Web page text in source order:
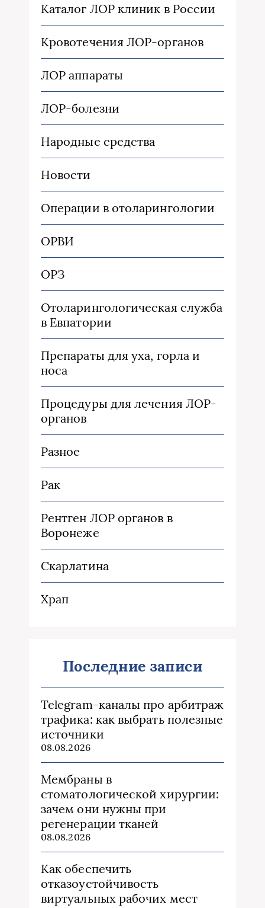
Каталог ЛОР клиник в России
Кровотечения ЛОР-органов
ЛОР аппараты
ЛОР-болезни
Народные средства
Новости
Операции в отоларингологии
ОРВИ
ОРЗ
Отоларингологическая служба
в Евпатории
Препараты для уха, горла и
носа
Процедуры для лечения ЛОР-
органов
Разное
Рак
Рентген ЛОР органов в
Воронеже
Скарлатина
Храп
Последние записи
Telegram-каналы про арбитраж
трафика: как выбрать полезные
источники
08.08.2026
Мембраны в
стоматологической хирургии:
зачем они нужны при
регенерации тканей
08.08.2026
Как обеспечить
отказоустойчивость
виртуальных рабочих мест